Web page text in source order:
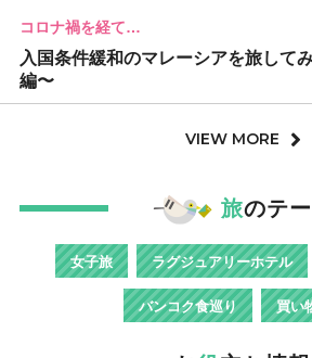
コロナ禍を経て…
入国条件緩和のマレーシアを旅して
編〜
VIEW MORE
旅のテ
女子旅 ラグジュアリーホテル
バンコク食巡り 買い